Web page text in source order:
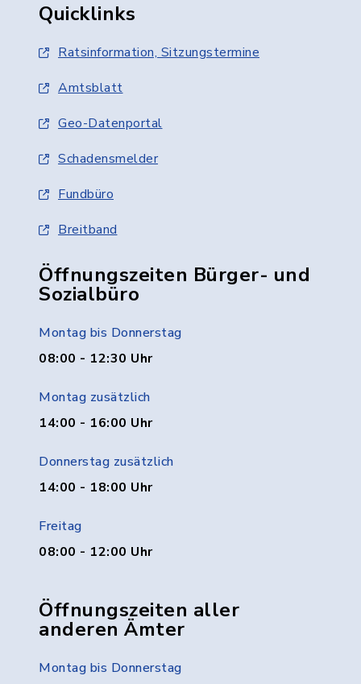
Quicklinks
Ratsinformation, Sitzungstermine
Amtsblatt
Geo-Datenportal
Schadensmelder
Fundbüro
Breitband
Öffnungszeiten Bürger- und
Sozialbüro
Montag bis Donnerstag
08:00 - 12:30 Uhr
Montag zusätzlich
14:00 - 16:00 Uhr
Donnerstag zusätzlich
14:00 - 18:00 Uhr
Freitag
08:00 - 12:00 Uhr
Öffnungszeiten aller
anderen Ämter
Montag bis Donnerstag